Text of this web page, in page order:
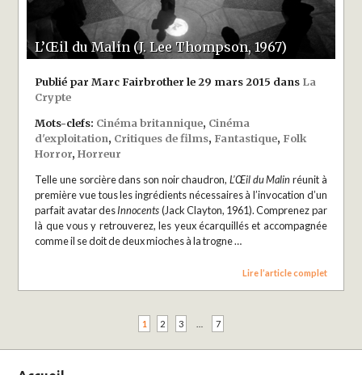
L’Œil du Malin (J. Lee Thompson, 1967)
Publié par Marc Fairbrother le 29 mars 2015 dans La
Crypte
Mots-clefs: Cinéma britannique, Cinéma
d'exploitation, Critiques de films, Fantastique, Folk
Horror,Horreur
Telle une sorcière dans son noir chaudron, L’Œil du Malin réunit à
première vue tous les ingrédients nécessaires à l’invocation d’un
parfait avatar desInnocents(Jack Clayton, 1961). Comprenez par
là que vous y retrouverez, les yeux écarquillés et accompagnée
comme il se doit de deux mioches à la trogne …
Lire l’article complet
1 2 3 7